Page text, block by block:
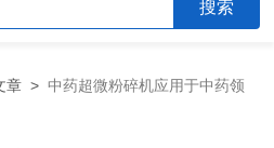
章 >中药超微粉碎机应用于中药领